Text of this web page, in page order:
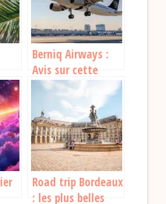
Berniq Airways :
Avis sur cette
compagnie
aérienne
Road trip Bordeaux
: les plus belles